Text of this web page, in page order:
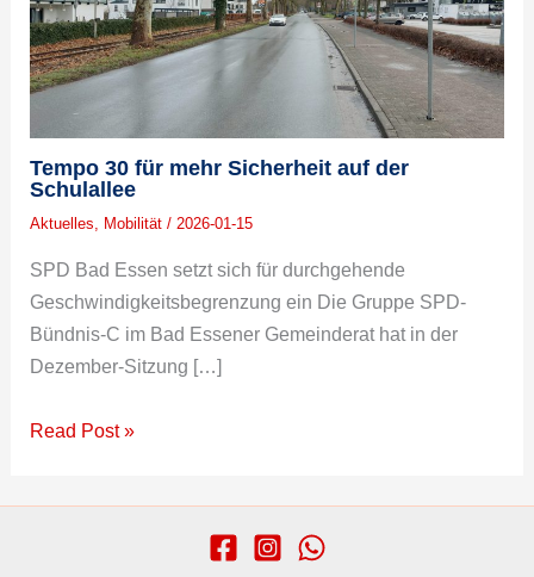
Tempo 30 für mehr Sicherheit auf der
Schulallee
Aktuelles Mobilität / 2026-01-15
SPD Bad Essen setzt sich für durchgehende
Geschwindigkeitsbegrenzung ein Die Gruppe SPD-
Bündnis-C im Bad Essener Gemeinderat hat in der
Dezember-Sitzung […]
Read Post »